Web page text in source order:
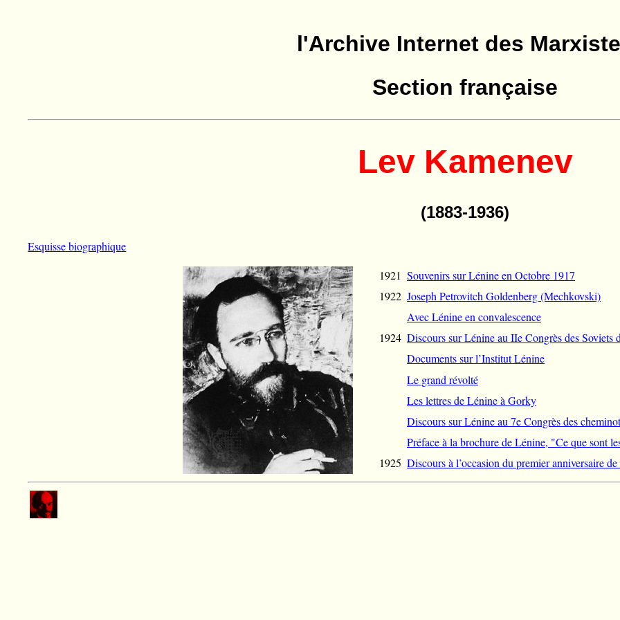
l'Archive Internet des
Section française
Lev Kamenev
(1883-1936)
Esquisse biographique
1921 Souvenirs sur Lénine en Octobre 1917
1922 Joseph Petrovitch Goldenberg (Mechkovski)
Avec Lénine en convalescence
1924 Discours sur Lénine au IIe Congrès des Soviets
Documents sur l’Institut Lénine
Le grand révolté
Les lettres de Lénine à Gorky
Discours sur Lénine au 7e Congrès des
Préface à la brochure de Lénine, "Ce que sont
1925 Discours à l’occasion du premier anniversaire